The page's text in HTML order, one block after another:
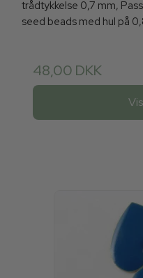
trådtykkelse 0,7 mm,
seed beads med hul på
48,00 DKK